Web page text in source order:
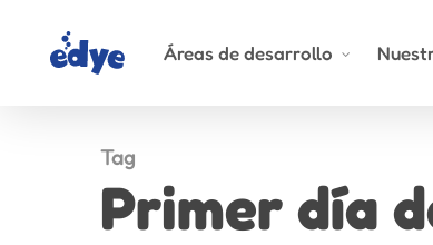
Áreas de desarrollo
Tag
Primer día